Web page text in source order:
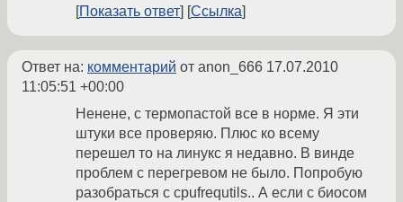
Показать ответ
Ссылка
Ответ на: комментарий от anon_666 17.07.2010
11:05:51 +00:00
Ненене, с термопастой все в норме. Я эти
штуки все проверяю. Плюс ко всему
перешел то на линукс я недавно. В винде
проблем с перегревом не было. Попробую
разобраться с cpufrequtils.. А если с биосом